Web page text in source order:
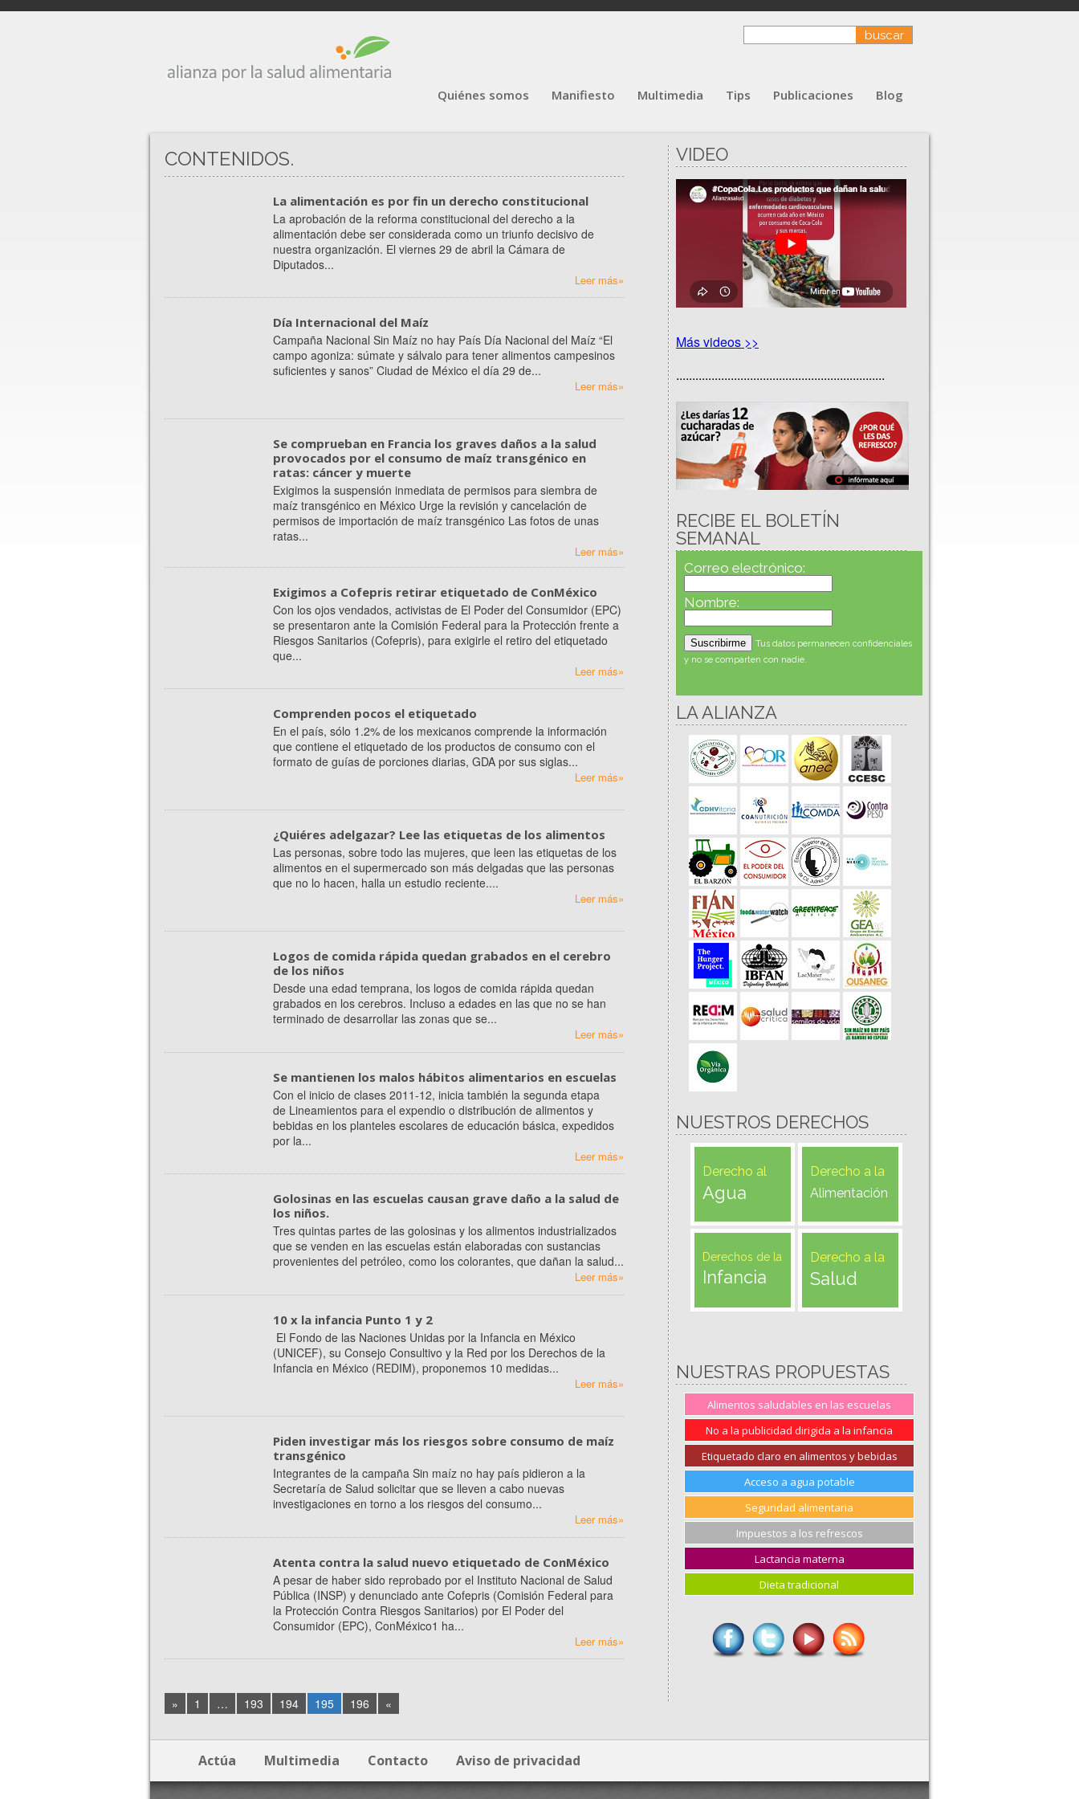
Quiénes somos Manifiesto Multimedia Tips Publicaciones Blog
CONTENIDOS.
La alimentación es por fin un derecho constitucional
La aprobación de la reforma constitucional del derecho a la
alimentación debe ser considerada como un triunfo decisivo de
nuestra organización. El viernes 29 de abril la Cámara de
Diputados...
Leer más»
Día Internacional del Maíz
Campaña Nacional Sin Maíz no hay País Día Nacional del Maíz “El
campo agoniza: súmate y sálvalo para tener alimentos campesinos
suficientes y sanos” Ciudad de México el día 29 de...
Leer más»
Se comprueban en Francia los graves daños a la salud
provocados por el consumo de maíz transgénico en
ratas: cáncer y muerte
Exigimos la suspensión inmediata de permisos para siembra de
maíz transgénico en México Urge la revisión y cancelación de
permisos de importación de maíz transgénico Las fotos de unas
ratas...
Leer más»
Exigimos a Cofepris retirar etiquetado de ConMéxico
Con los ojos vendados, activistas de El Poder del Consumidor (EPC)
se presentaron ante la Comisión Federal para la Protección frente a
Riesgos Sanitarios (Cofepris), para exigirle el retiro del etiquetado
que...
Leer más»
Comprenden pocos el etiquetado
En el país, sólo 1.2% de los mexicanos comprende la información
que contiene el etiquetado de los productos de consumo con el
formato de guías de porciones diarias, GDA por sus siglas...
Leer más»
¿Quiéres adelgazar? Lee las etiquetas de los alimentos
Las personas, sobre todo las mujeres, que leen las etiquetas de los
alimentos en el supermercado son más delgadas que las personas
que no lo hacen, halla un estudio reciente....
Leer más»
Logos de comida rápida quedan grabados en el cerebro
de los niños
Desde una edad temprana, los logos de comida rápida quedan
grabados en los cerebros. Incluso a edades en las que no se han
terminado de desarrollar las zonas que se...
Leer más»
Se mantienen los malos hábitos alimentarios en escuelas
Con el inicio de clases 2011-12, inicia también la segunda etapa
de Lineamientos para el expendio o distribución de alimentos y
bebidas en los planteles escolares de educación básica, expedidos
por la...
Leer más»
Golosinas en las escuelas causan grave daño a la salud de
los niños.
Tres quintas partes de las golosinas y los alimentos industrializados
que se venden en las escuelas están elaboradas con sustancias
provenientes del petróleo, como los colorantes, que dañan la salud...
Leer más»
10 x la infancia Punto 1 y 2
El Fondo de las Naciones Unidas por la Infancia en México
(UNICEF), su Consejo Consultivo y la Red por los Derechos de la
Infancia en México (REDIM), proponemos 10 medidas...
Leer más»
Piden investigar más los riesgos sobre consumo de maíz
transgénico
Integrantes de la campaña Sin maíz no hay país pidieron a la
Secretaría de Salud solicitar que se lleven a cabo nuevas
investigaciones en torno a los riesgos del consumo...
Leer más»
Atenta contra la salud nuevo etiquetado de ConMéxico
A pesar de haber sido reprobado por el Instituto Nacional de Salud
Pública (INSP) y denunciado ante Cofepris (Comisión Federal para
la Protección Contra Riesgos Sanitarios) por El Poder del
Consumidor (EPC), ConMéxico1 ha...
Leer más»
» 1 … 193 194 195 196 «
VIDEO
Más videos >>
.................................................................
RECIBE EL BOLETÍN
SEMANAL
Correo electrónico:
Nombre:
Tus datos permanecen confidenciales
y no se comparten con nadie.
LA ALIANZA
NUESTROS DERECHOS
Derecho al
Agua
Derecho a la
Alimentación
Derechos de la
Infancia
Derecho a la
Salud
NUESTRAS PROPUESTAS
Alimentos saludables en las escuelas
No a la publicidad dirigida a la infancia
Etiquetado claro en alimentos y bebidas
Acceso a agua potable
Seguridad alimentaria
Impuestos a los refrescos
Lactancia materna
Dieta tradicional
Actúa Multimedia Contacto Aviso de privacidad